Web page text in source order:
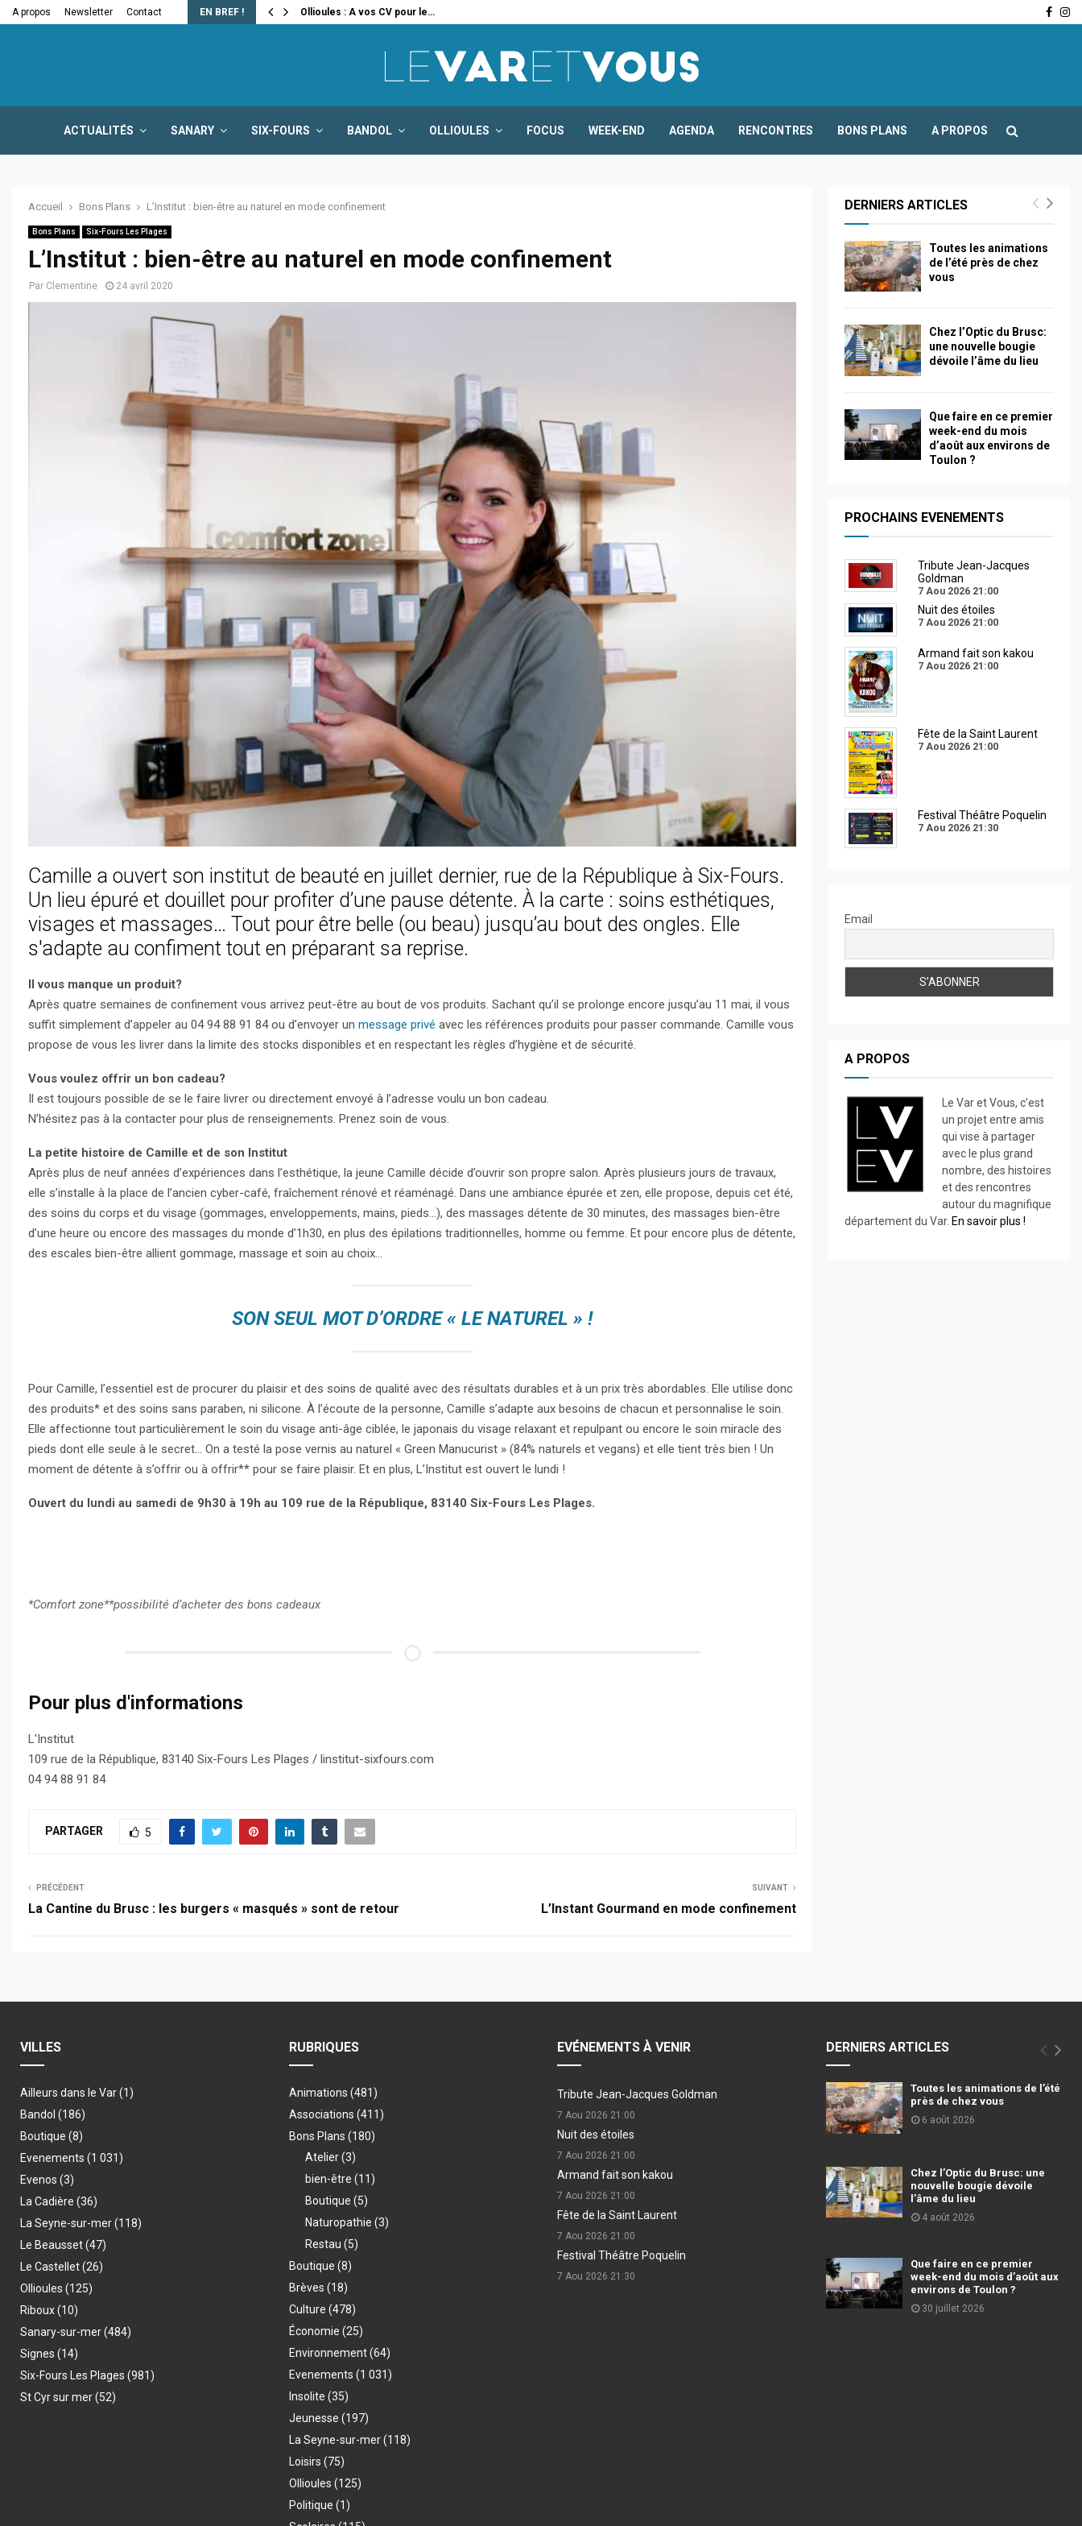
A propos Newsletter Contact EN BREF !
la fermeture… Ollioules : A vos CV pour le…
ACTUALITÉS SANARY SIX-FOURS BANDOL OLLIOULES FOCUS WEEK-END AGENDA RENCONTRES BONS PLANS A PROPOS
Accueil Bons Plans L’Institut : bien-être au naturel en mode confinement
Bons Plans Six-Fours Les Plages
L’Institut : bien-être au naturel en mode confinement
Par Clementine 24 avril 2020
Camille a ouvert son institut de beauté en juillet dernier, rue de la République à Six-Fours.
Un lieu épuré et douillet pour profiter d’une pause détente. À la carte : soins esthétiques,
visages et massages… Tout pour être belle (ou beau) jusqu’au bout des ongles. Elle
s'adapte au confiment tout en préparant sa reprise.
Il vous manque un produit?
Après quatre semaines de confinement vous arrivez peut-être au bout de vos produits. Sachant qu’il se prolonge encore jusqu’au 11 mai, il vous
suffit simplement d’appeler au 04 94 88 91 84 ou d’envoyer un message privé avec les références produits pour passer commande. Camille vous
propose de vous les livrer dans la limite des stocks disponibles et en respectant les règles d’hygiène et de sécurité.
Vous voulez offrir un bon cadeau?
Il est toujours possible de se le faire livrer ou directement envoyé à l’adresse voulu un bon cadeau.
N’hésitez pas à la contacter pour plus de renseignements. Prenez soin de vous.
La petite histoire de Camille et de son Institut
Après plus de neuf années d’expériences dans l’esthétique, la jeune Camille décide d’ouvrir son propre salon. Après plusieurs jours de travaux,
elle s’installe à la place de l’ancien cyber-café, fraîchement rénové et réaménagé. Dans une ambiance épurée et zen, elle propose, depuis cet été,
des soins du corps et du visage (gommages, enveloppements, mains, pieds…), des massages détente de 30 minutes, des massages bien-être
d’une heure ou encore des massages du monde d’1h30, en plus des épilations traditionnelles, homme ou femme. Et pour encore plus de détente,
des escales bien-être allient gommage, massage et soin au choix…
SON SEUL MOT D’ORDRE « LE NATUREL » !
Pour Camille, l’essentiel est de procurer du plaisir et des soins de qualité avec des résultats durables et à un prix très abordables. Elle utilise donc
des produits* et des soins sans paraben, ni silicone. À l’écoute de la personne, Camille s’adapte aux besoins de chacun et personnalise le soin.
Elle affectionne tout particulièrement le soin du visage anti-âge ciblée, le japonais du visage relaxant et repulpant ou encore le soin miracle des
pieds dont elle seule à le secret… On a testé la pose vernis au naturel « Green Manucurist » (84% naturels et vegans) et elle tient très bien ! Un
moment de détente à s’offrir ou à offrir** pour se faire plaisir. Et en plus, L’Institut est ouvert le lundi !
Ouvert du lundi au samedi de 9h30 à 19h au 109 rue de la République, 83140 Six-Fours Les Plages.
*Comfort zone**possibilité d’acheter des bons cadeaux
Pour plus d'informations
L'Institut
109 rue de la République, 83140 Six-Fours Les Plages / linstitut-sixfours.com
04 94 88 91 84
PARTAGER 5
PRÉCÉDENT
La Cantine du Brusc : les burgers « masqués » sont de retour
SUIVANT
L’Instant Gourmand en mode confinement
DERNIERS ARTICLES
Toutes les animations
de l’été près de chez
vous
Chez l’Optic du Brusc:
une nouvelle bougie
dévoile l’âme du lieu
Que faire en ce premier
week-end du mois
d’août aux environs de
Toulon ?
PROCHAINS EVENEMENTS
Tribute Jean-Jacques
Goldman
7 Aou 2026 21:00
Nuit des étoiles
7 Aou 2026 21:00
Armand fait son kakou
7 Aou 2026 21:00
Fête de la Saint Laurent
7 Aou 2026 21:00
Festival Théâtre Poquelin
7 Aou 2026 21:30
Email
A PROPOS
Le Var et Vous, c’est
un projet entre amis
qui vise à partager
avec le plus grand
nombre, des histoires
et des rencontres
autour du magnifique
département du Var. En savoir plus !
VILLES
Ailleurs dans le Var(1)
Bandol (186)
Boutique (8)
Evenements (1 031)
Evenos (3)
La Cadière (36)
La Seyne-sur-mer(118)
Le Beausset(47)
Le Castellet(26)
Ollioules (125)
Riboux(10)
Sanary-sur-mer(484)
Signes (14)
Six-Fours Les Plages (981)
St Cyr sur mer(52)
RUBRIQUES
Animations (481)
Associations (411)
Bons Plans (180)
Atelier(3)
bien-être (11)
Boutique (5)
Naturopathie (3)
Restau (5)
Boutique (8)
Brèves (18)
Culture (478)
Économie (25)
Environnement(64)
Evenements (1 031)
Insolite (35)
Jeunesse (197)
La Seyne-sur-mer(118)
Loisirs (75)
Ollioules (125)
Politique (1)
EVÉNEMENTS À VENIR
Tribute Jean-Jacques Goldman
7 Aou 2026 21:00
Nuit des étoiles
7 Aou 2026 21:00
Armand fait son kakou
7 Aou 2026 21:00
Fête de la Saint Laurent
7 Aou 2026 21:00
Festival Théâtre Poquelin
7 Aou 2026 21:30
DERNIERS ARTICLES
Toutes les animations de l’été
près de chez vous
6 août 2026
Chez l’Optic du Brusc: une
nouvelle bougie dévoile
l’âme du lieu
4 août 2026
Que faire en ce premier
week-end du mois d’août aux
environs de Toulon ?
30 juillet 2026